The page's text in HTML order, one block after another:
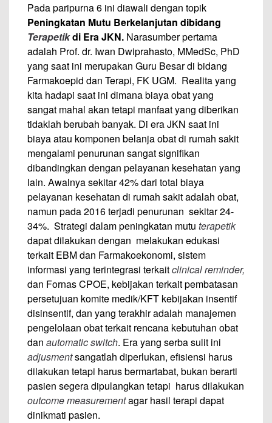
Pada paripurna 6 ini diawali dengan topik
Peningkatan Mutu Berkelanjutan dibidang
Terapetikdi Era JKN. Narasumber pertama
adalah Prof. dr. Iwan Dwiprahasto, MMedSc, PhD
yang saat ini merupakan Guru Besar di bidang
Farmakoepid dan Terapi, FK UGM. Realita yang
kita hadapi saat ini dimana biaya obat yang
sangat mahal akan tetapi manfaat yang diberikan
tidaklah berubah banyak. Di era JKN saat ini
biaya atau komponen belanja obat di rumah sakit
mengalami penurunan sangat signifikan
dibandingkan dengan pelayanan kesehatan yang
lain. Awalnya sekitar 42% dari total biaya
pelayanan kesehatan di rumah sakit adalah obat,
namun pada 2016 terjadi penurunan sekitar 24-
34%. Strategi dalam peningkatan mutu terapetik
dapat dilakukan dengan melakukan edukasi
terkait EBM dan Farmakoekonomi, sistem
informasi yang terintegrasi terkaitclinical reminder,
dan Fornas CPOE, kebijakan terkait pembatasan
persetujuan komite medik/KFT kebijakan insentif
disinsentif, dan yang terakhir adalah manajemen
pengelolaan obat terkait rencana kebutuhan obat
dan automatic switch. Era yang serba sulit ini
adjusmentsangatlah diperlukan, efisiensi harus
dilakukan tetapi harus bermartabat, bukan berarti
pasien segera dipulangkan tetapi harus dilakukan
outcomemeasurementagar hasil terapi dapat
dinikmati pasien.